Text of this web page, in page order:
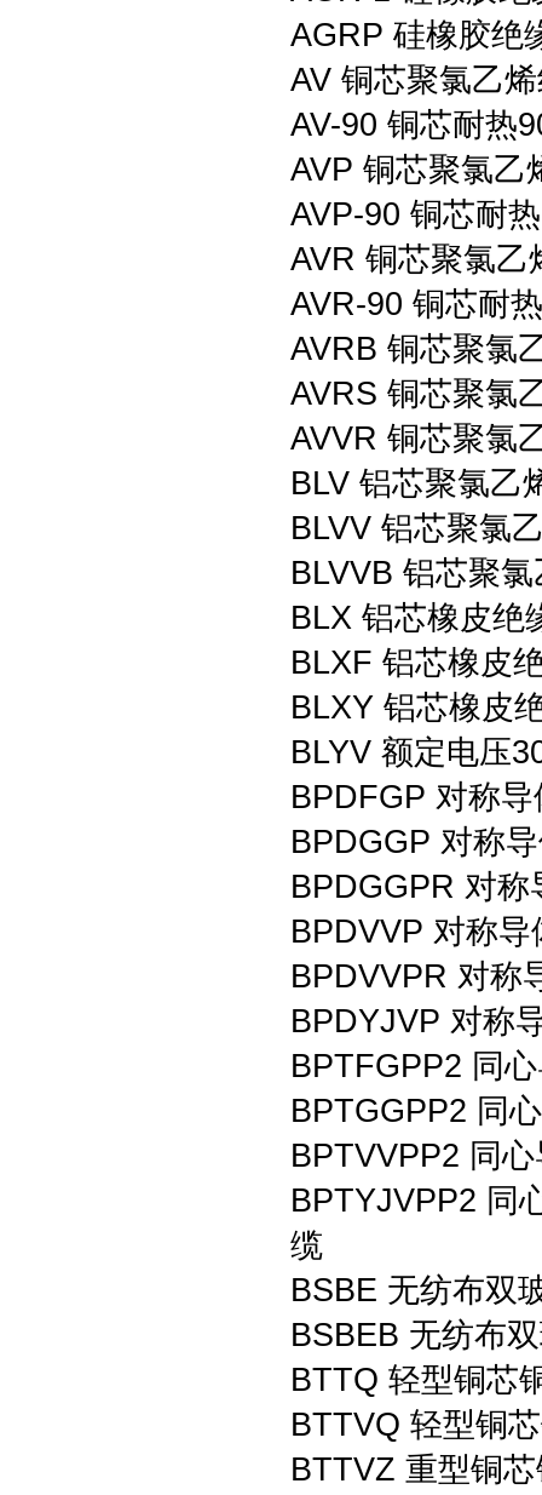
AGRP 硅橡胶绝
AV 铜芯聚氯乙
AV-90 铜芯耐热
AVP 铜芯聚氯乙
AVP-90 铜芯耐
AVR 铜芯聚氯乙
AVR-90 铜芯耐
AVRB 铜芯聚氯
AVRS 铜芯聚氯
AVVR 铜芯聚氯
BLV 铝芯聚氯乙
BLVV 铝芯聚氯
BLVVB 铝芯聚
BLX 铝芯橡皮绝
BLXF 铝芯橡皮
BLXY 铝芯橡皮
BLYV 额定电压
BPDFGP 对称
BPDGGP 对称
BPDGGPR 对
BPDVVP 对称
BPDVVPR 对称
BPDYJVP 对称
BPTFGPP2 同
BPTGGPP2 同
BPTVVPP2 同
BPTYJVPP2 同
缆
BSBE 无纺布双
BSBEB 无纺布
BTTQ 轻型铜芯
BTTVQ 轻型铜
BTTVZ 重型铜